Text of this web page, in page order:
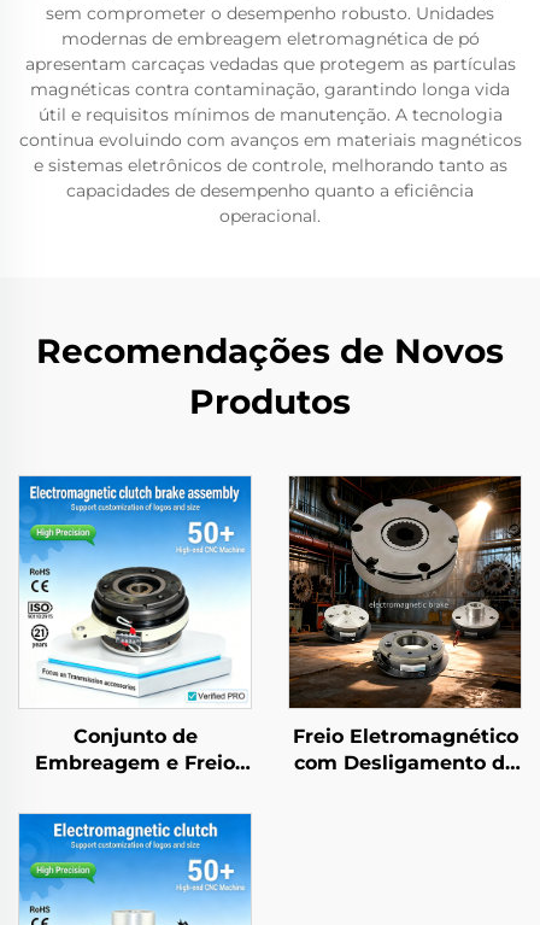
sem comprometer o desempenho robusto. Unidades
modernas de embreagem eletromagnética de pó
apresentam carcaças vedadas que protegem as partículas
magnéticas contra contaminação, garantindo longa vida
útil e requisitos mínimos de manutenção. A tecnologia
continua evoluindo com avanços em materiais magnéticos
e sistemas eletrônicos de controle, melhorando tanto as
capacidades de desempenho quanto a eficiência
operacional.
Recomendações de Novos
Produtos
Conjunto de
Embreagem e Freio
Aço, 24 V, Marca Tianji,
OEM para Impressoras
e Copiadoras
Freio Eletromagnético
com Desligamento de